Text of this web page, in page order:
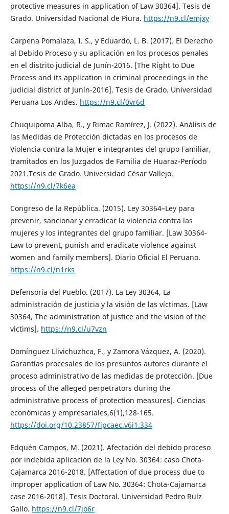
protective measures in application of Law 30364]. Tesis de
Grado. Universidad Nacional de Piura. https://n9.cl/emjxy
Carpena Pomalaza, I. S., y Eduardo, L. B. (2017). El Derecho
al Debido Proceso y su aplicación en los procesos penales
en el distrito judicial de Junín-2016. [The Right to Due
Process and its application in criminal proceedings in the
judicial district of Junín-2016]. Tesis de Grado. Universidad
Peruana Los Andes. https://n9.cl/0vr6d
Chuquipoma Alba, R., y Rimac Ramírez, J. (2022). Análisis de
las Medidas de Protección dictadas en los procesos de
Violencia contra la Mujer e integrantes del grupo Familiar,
tramitados en los Juzgados de Familia de Huaraz-Período
2021.Tesis de Grado. Universidad César Vallejo.
https://n9.cl/7k6ea
Congreso de la República. (2015). Ley 30364–Ley para
prevenir, sancionar y erradicar la violencia contra las
mujeres y los integrantes del grupo familiar. [Law 30364-
Law to prevent, punish and eradicate violence against
women and family members]. Diario Oficial El Peruano.
https://n9.cl/n1rks
Defensoría del Pueblo. (2017). La Ley 30364, La
administración de justicia y la visión de las víctimas. [Law
30364, The administration of justice and the vision of the
victims]. https://n9.cl/u7vzn
Domínguez Llivichuzhca, F., y Zamora Vázquez, A. (2020).
Garantías procesales de los presuntos autores durante el
proceso administrativo de las medidas de protección. [Due
process of the alleged perpetrators during the
administrative process of protection measures]. Ciencias
económicas y empresariales,6(1),128-165.
https://doi.org/10.23857/fipcaec.v6i1.334
Edquén Campos, M. (2021). Afectación del debido proceso
por indebida aplicación de la Ley No. 30364: caso Chota-
Cajamarca 2016-2018. [Affectation of due process due to
improper application of Law No. 30364: Chota-Cajamarca
case 2016-2018]. Tesis Doctoral. Universidad Pedro Ruíz
Gallo. https://n9.cl/7jo6r